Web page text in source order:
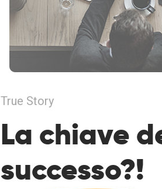
True Story
La chiave
successo?!